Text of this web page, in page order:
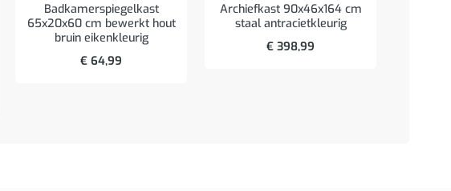
Badkamerspiegelkast
65x20x60 cm bewerkt hout
bruin eikenkleurig
€ 64,99
Archiefkast 90x46x164 cm
staal antracietkleurig
€ 398,99